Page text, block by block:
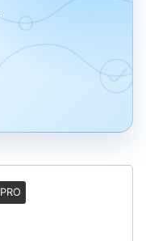
PRO